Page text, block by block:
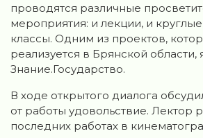
проводятся различные
мероприятия: и лекции, и
классы. Одним из проектов,
реализуется в Брянской области,
Знание.Государство.
В ходе открытого диалога
от работы удовольствие. Лектор
последних работах в